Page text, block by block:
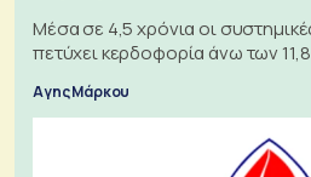
Μέσα σε 4,5 χρόνια οι
πετύχει κερδοφορία άνω των
Αγης Μάρκου